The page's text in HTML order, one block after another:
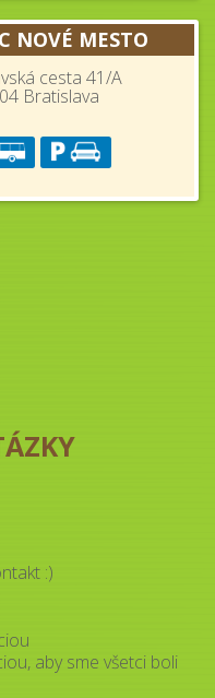
NOVÉ MESTO
cesta 41/A
Bratislava
:)
aby sme všetci boli